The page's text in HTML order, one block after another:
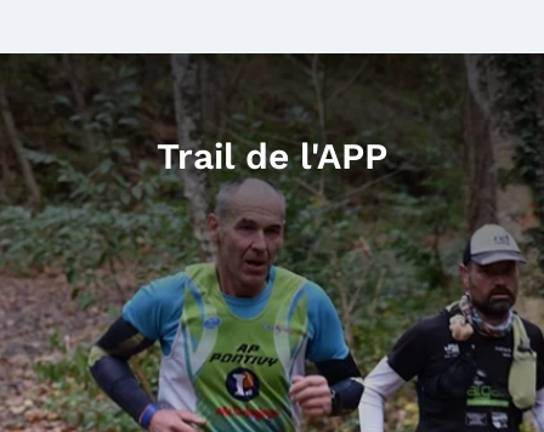
Trail de l'APP